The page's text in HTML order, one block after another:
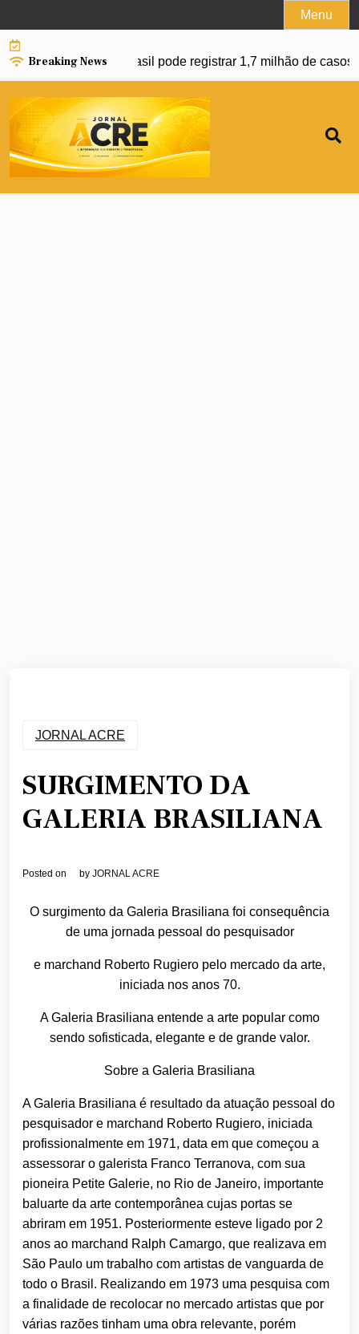
to
content
Menu
Breaking News
da dengue e Brasil pode registrar 1,7 milhão de casos
JORNAL ACRE
SURGIMENTO DA
GALERIA BRASILIANA
Posted on by JORNAL ACRE
O surgimento da Galeria Brasiliana foi consequência
de uma jornada pessoal do pesquisador
e marchand Roberto Rugiero pelo mercado da arte,
iniciada nos anos 70.
A Galeria Brasiliana entende a arte popular como
sendo sofisticada, elegante e de grande valor.
Sobre a Galeria Brasiliana
A Galeria Brasiliana é resultado da atuação pessoal do
pesquisador e marchand Roberto Rugiero, iniciada
profissionalmente em 1971, data em que começou a
assessorar o galerista Franco Terranova, com sua
pioneira Petite Galerie, no Rio de Janeiro, importante
baluarte da arte contemporânea cujas portas se
abriram em 1951. Posteriormente esteve ligado por 2
anos ao marchand Ralph Camargo, que realizava em
São Paulo um trabalho com artistas de vanguarda de
todo o Brasil. Realizando em 1973 uma pesquisa com
a finalidade de recolocar no mercado artistas que por
várias razões tinham uma obra relevante, porém